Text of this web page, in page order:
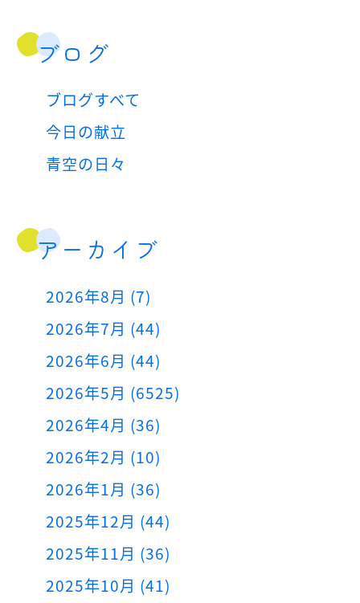
ブログ
ブログすべて
今日の献立
青空の日々
アーカイブ
2026年8月 (7)
2026年7月 (44)
2026年6月 (44)
2026年5月 (6525)
2026年4月 (36)
2026年2月 (10)
2026年1月 (36)
2025年12月 (44)
2025年11月 (36)
2025年10月 (41)